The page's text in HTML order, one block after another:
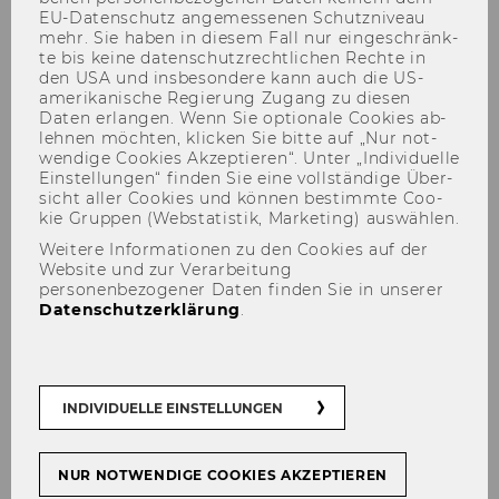
Walburga Fröhlich
EU-​Datenschutz an­ge­mes­se­nen Schutz­ni­veau
mehr. Sie haben in die­sem Fall nur ein­ge­schränk­
te bis keine da­ten­schutz­recht­li­chen Rech­te in
den USA und ins­be­son­de­re kann auch die US-​
amerikanische Re­gie­rung Zu­gang zu die­sen
Daten er­lan­gen. Wenn Sie op­tio­na­le Coo­kies ab­
leh­nen möch­ten, kli­cken Sie bitte auf „Nur not­
wen­di­ge Coo­kies Ak­zep­tie­ren“. Unter „In­di­vi­du­el­le
Ein­stel­lun­gen“ fin­den Sie eine voll­stän­di­ge Über­
sicht aller Coo­kies und kön­nen be­stimm­te Coo­
kie Grup­pen (Web­sta­tis­tik, Mar­ke­ting) aus­wäh­len.
Weitere Informationen zu den Cookies auf der
Website und zur Verarbeitung
personenbezogener Daten finden Sie in unserer
Datenschutzerklärung.
INDIVIDUELLE EINSTELLUNGEN
NUR NOTWENDIGE COOKIES AKZEPTIEREN